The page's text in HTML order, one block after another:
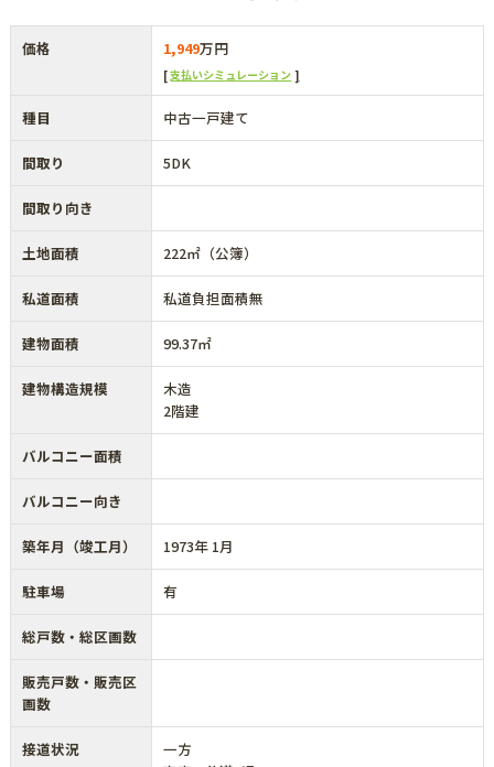
価格 1,949万円
支払いシミュレーション
種目 中古一戸建て
間取り 5DK
間取り向き
土地面積 222㎡（公簿）
私道面積 私道負担面積無
建物面積 99.37㎡
建物構造規模
木造
2階建
バルコニー面積
バルコニー向き
築年月（竣工月） 1973年 1月
駐車場 有
総戸数・総区画数
販売戸数・販売区
画数
接道状況
一方